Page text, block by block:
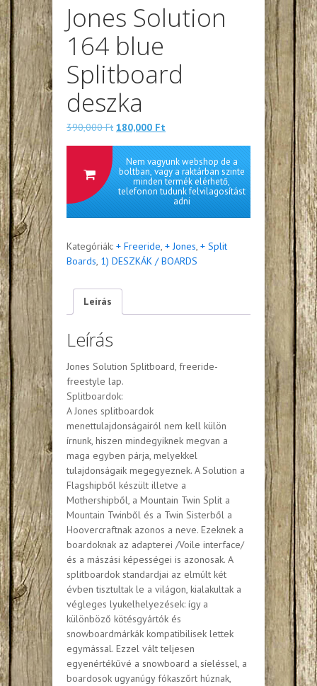
Jones Solution
164 blue
Splitboard
deszka
390,000Ft Eredeti
390,000 Ft.
180,000 Ft
180,000 Ft.
Nem vagyunk webshop de a
boltban, vagy a raktárban szinte
minden termék elérhető,
telefonon tudunk felvilagosítást
adni
Kategóriák: + Freeride, + Jones, + Split
Boards, 1) DESZKÁK / BOARDS
Leírás
Leírás
Jones Solution Splitboard, freeride-
freestyle lap.
Splitboardok:
A Jones splitboardok
menettulajdonságairól nem kell külön
írnunk, hiszen mindegyiknek megvan a
maga egyben párja, melyekkel
tulajdonságaik megegyeznek. A Solution a
Flagshipből készült illetve a
Mothershipből, a Mountain Twin Split a
Mountain Twinből és a Twin Sisterből a
Hoovercraftnak azonos a neve. Ezeknek a
boardoknak az adapterei /Voile interface/
és a mászási képességei is azonosak. A
splitboardok standardjai az elmúlt két
évben tisztultak le a világon, kialakultak a
végleges lyukelhelyezések: így a
különböző kötésgyártók és
snowboardmárkák kompatibilisek lettek
egymással. Ezzel vált teljesen
egyenértékűvé a snowboard a síeléssel, a
boardosok ugyanúgy fókaszőrt húznak,